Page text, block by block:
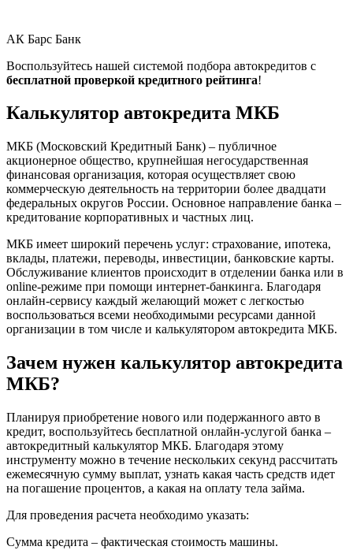
АК Барс Банк
Воспользуйтесь нашей системой подбора автокредитов с
бесплатной проверкой кредитного рейтинга!
Калькулятор автокредита МКБ
МКБ (Московский Кредитный Банк) – публичное
акционерное общество, крупнейшая негосударственная
финансовая организация, которая осуществляет свою
коммерческую деятельность на территории более двадцати
федеральных округов России. Основное направление банка –
кредитование корпоративных и частных лиц.
МКБ имеет широкий перечень услуг: страхование, ипотека,
вклады, платежи, переводы, инвестиции, банковские карты.
Обслуживание клиентов происходит в отделении банка или в
online-режиме при помощи интернет-банкинга. Благодаря
онлайн-сервису каждый желающий может с легкостью
воспользоваться всеми необходимыми ресурсами данной
организации в том числе и калькулятором автокредита МКБ.
Зачем нужен калькулятор автокредита
МКБ?
Планируя приобретение нового или подержанного авто в
кредит, воспользуйтесь бесплатной онлайн-услугой банка –
автокредитный калькулятор МКБ. Благодаря этому
инструменту можно в течение нескольких секунд рассчитать
ежемесячную сумму выплат, узнать какая часть средств идет
на погашение процентов, а какая на оплату тела займа.
Для проведения расчета необходимо указать:
Сумма кредита – фактическая стоимость машины.